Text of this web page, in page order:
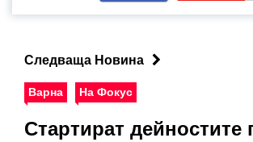
Следваща Новина
Варна На Фокус
Стартират дейностите